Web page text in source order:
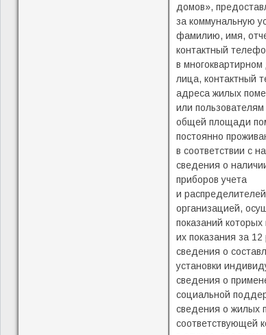
домов»,
за коммунальную
фамилию, имя,
контактный
в
лица, контактный
адреса жилых
или
общей площади
постоянно
в соответствии с
сведения о
приборов учета
и
организацией,
показаний
их показания за
сведения о
установки
сведения о
социальной
сведения о жилых
соответствующей